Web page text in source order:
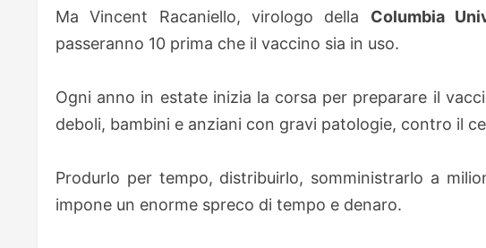
Ma Vincent Racaniello, virologo della Columbia
passeranno 10 prima che il vaccino sia in uso.
Ogni anno in estate inizia la corsa per preparare il
deboli, bambini e anziani con gravi patologie, contro il
Produrlo per tempo, distribuirlo, somministrarlo a
impone un enorme spreco di tempo e denaro.